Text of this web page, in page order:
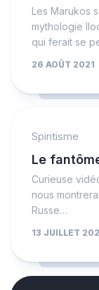
Les Marukos
mythologie
qui ferait se
26 AOÛT 2021
Spiritisme
Le
Curieuse
nous
Russe…
13 JUILLET